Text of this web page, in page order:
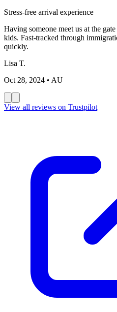
Stress-free arrival experience
Having someone meet us at the
kids. Fast-tracked through
quickly.
Lisa T.
Oct 28, 2024 • AU
View all reviews on Trustpilot